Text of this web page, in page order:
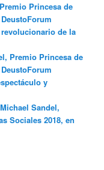
Princesa de
de la
Premio Princesa de
y
Sandel,
Sociales 2018, en